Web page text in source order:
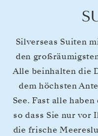
Silverseas Suiten
den
Alle beinhalten die
dem höchsten
See. Fast alle
so dass Sie nur vor
die frische